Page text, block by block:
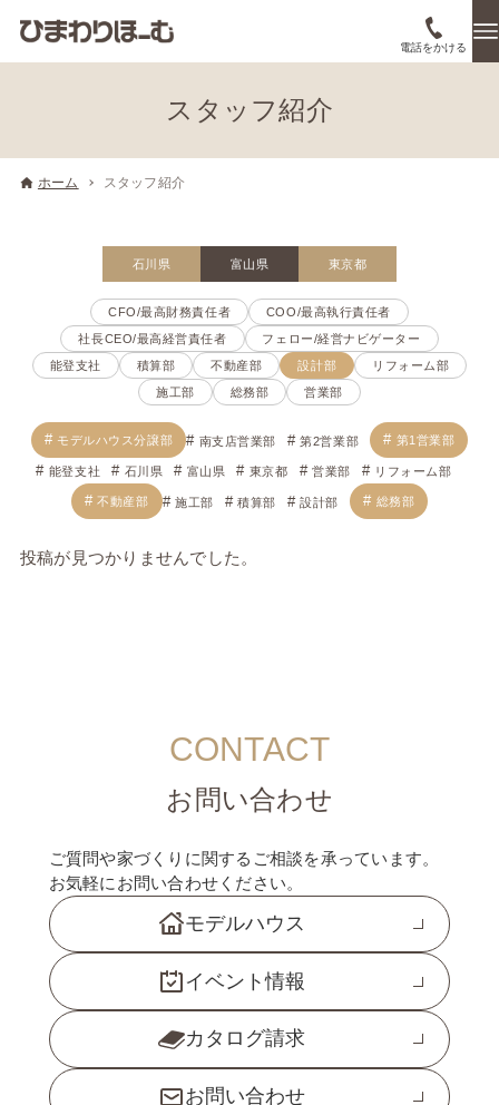
電話をかける
スタッフ紹介
ホーム スタッフ紹介
石川県 富山県 東京都
CFO/最高財務責任者
COO/最高執行責任者
社長CEO/最高経営責任者
フェロー/経営ナビゲーター
能登支社
積算部 不動産部 設計部
リフォーム部
施工部
総務部 営業部
モデルハウス分譲部 南支店営業部 第2営業部 第1営業部
能登支社 石川県 富山県 東京都 営業部 リフォーム部
不動産部 施工部 積算部 設計部 総務部
投稿が見つかりませんでした。
CONTACT
お問い合わせ
ご質問や家づくりに関するご相談を承っています。
お気軽にお問い合わせください。
モデルハウス
イベント情報
カタログ請求
お問い合わせ